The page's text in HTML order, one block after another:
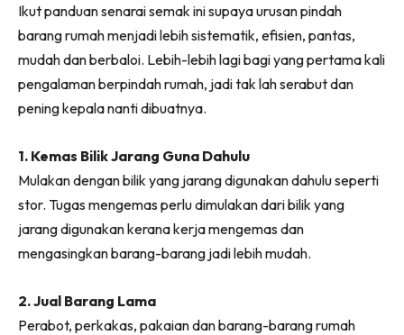
Hartanah
High Rise
Landed
Ilham Impiana 360
Ilham Impiana Inspirasi Selebriti
Impiana TV
Impiana MakeOver
Lahar Dekor
Ikut panduan senarai semak ini supaya urusan pindah
barang rumah menjadi lebih sistematik, efisien, pantas,
mudah dan berbaloi. Lebih-lebih lagi bagi yang pertama kali
pengalaman berpindah rumah, jadi tak lah serabut dan
pening kepala nanti dibuatnya.
1. Kemas Bilik Jarang Guna Dahulu
Mulakan dengan bilik yang jarang digunakan dahulu seperti
stor. Tugas mengemas perlu dimulakan dari bilik yang
jarang digunakan kerana kerja mengemas dan
mengasingkan barang-barang jadi lebih mudah.
2. Jual Barang Lama
Perabot, perkakas, pakaian dan barang-barang rumah